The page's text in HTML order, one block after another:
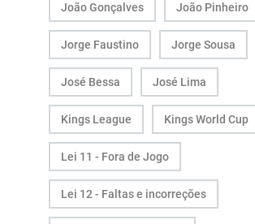
João Gonçalves João Pinheiro
Jorge Faustino Jorge Sousa
José Bessa José Lima
Kings League Kings World Cup
Lei 11 - Fora de Jogo
Lei 12 - Faltas e incorreções